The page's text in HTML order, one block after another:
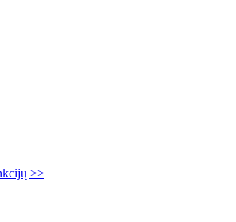
>>